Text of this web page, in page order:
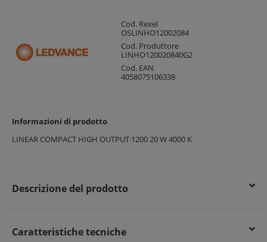
Cod. Rexel
OSLINHO12002084
Cod. Produttore
LINHO120020840G2
Cod. EAN
4058075106338
Informazioni di prodotto
LINEAR COMPACT HIGH OUTPUT 1200 20 W 4000 K
Descrizione del prodotto
Caratteristiche tecniche